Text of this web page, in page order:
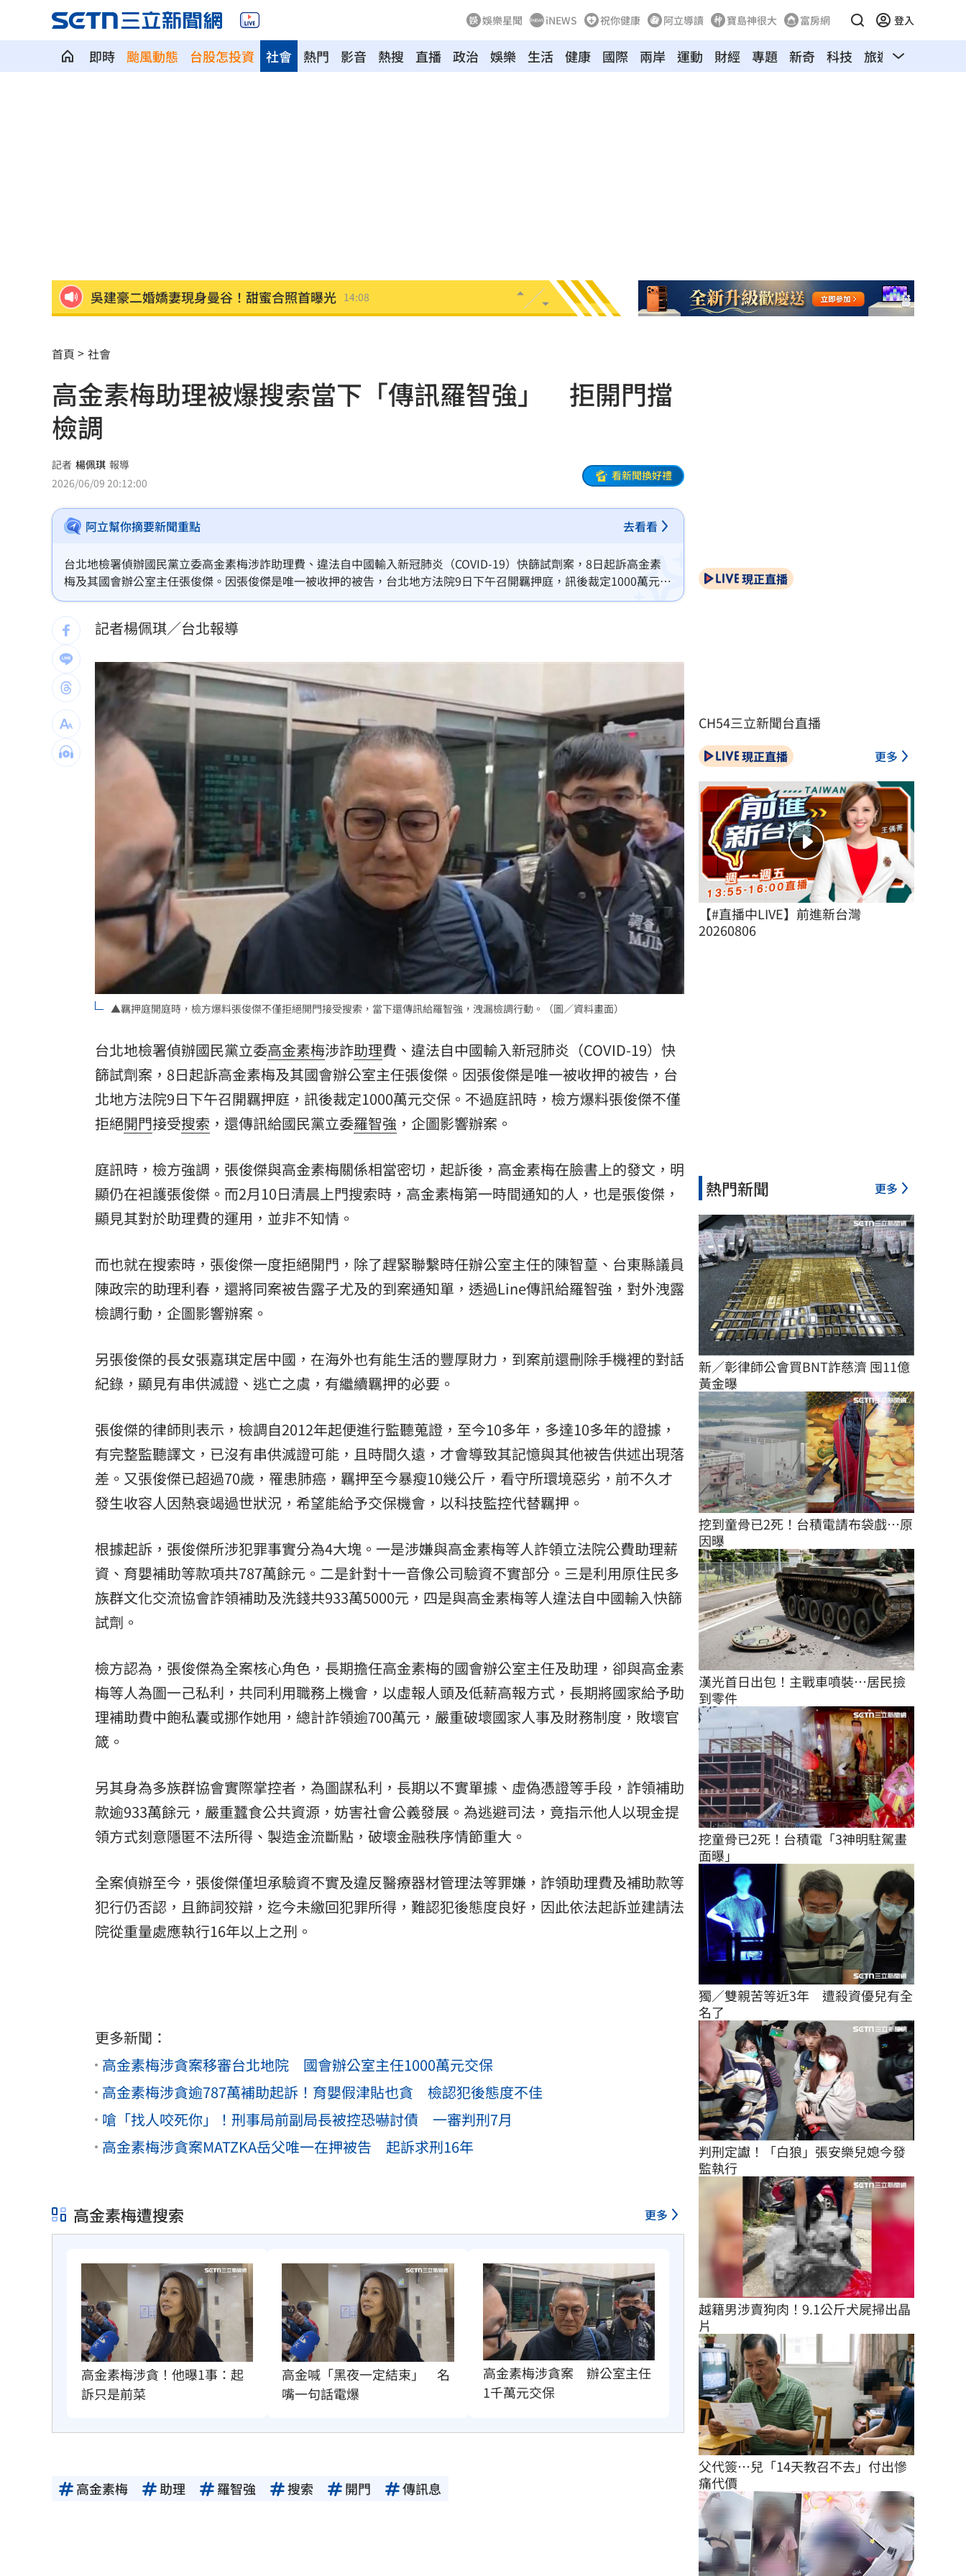
娛樂星聞 iNEWS 祝你健康 阿立導讀 寶島神很大 富房網 登入
即時 颱風動態 台股怎投資 熱門 影音 熱搜 直播 政治
社會 娛樂 生活 健康 國際 兩岸 運動 財經 專題 新奇 科技 旅遊 汽車
吳建豪二婚嬌妻現身曼谷！甜蜜合照首曝光 14:08
姜厚任小24歲女友擁5家公司 超狂身分曝
這些音響動不動就百萬 只有4天快帶爸來聽 14:05
又缺蛋？農業部曝「這款蛋」短缺恐調價
數位時代用眼過度 專家籲當心'認知負荷'
新／大武崙泳客遭離岸流捲外海 搜救中
比較涼？長髮清涼男趴車散熱 住戶嚇報警
台鐵遺落400萬扯出2億地下匯兌 她認罪了 13:55
今年總預算還沒審完 綠轟立院史上最荒謬
暑假煮三餐太崩潰 家長曝好市多懶人菜單 13:52
44歲焦糖離開政壇變直播主了 加入原因曝 13:51
百年堂苦茶油苯駢芘超標3倍！產線全停工 13:50
新／「15縣市」大雨特報 一路下到晚上 13:47
台灣彩券開獎直播中 20:31
LIVE三立+24小時直播 15:27
三立iNEWS新聞台線上直播 18:00
市場到酒場料理！可果美蕃茄醬創無限可能 12:00
父親節送會拉筋的按摩椅 爸爸「筋歡喜」
油品食安事件引關注 挑選保健食品要注意
酷澎「爸氣父親節」國際官方品牌齊聚 11:00
首頁 社會
高金素梅助理被爆搜索當下「傳訊羅智強」 拒開門擋
檢調
記者 楊佩琪 報導
2026/06/09 20:12:00
看新聞換好禮
阿立幫你摘要新聞重點 去看看
台北地檢署偵辦國民黨立委高金素梅涉詐助理費、違法自中國輸入新冠肺炎（COVID-19）快篩試劑案，8日起訴高金素
梅及其國會辦公室主任張俊傑。因張俊傑是唯一被收押的被告，台北地方法院9日下午召開羈押庭，訊後裁定1000萬元交
保。不過庭訊時，檢方爆料張俊傑不僅拒絕開門接受搜索，還傳訊給國民黨立委羅智強，企圖影響辦案。
記者楊佩琪／台北報導
▲羈押庭開庭時，檢方爆料張俊傑不僅拒絕開門接受搜索，當下還傳訊給羅智強，洩漏檢調行動。（圖／資料畫面）
台北地檢署偵辦國民黨立委高金素梅涉詐助理費、違法自中國輸入新冠肺炎（COVID-19）快
篩試劑案，8日起訴高金素梅及其國會辦公室主任張俊傑。因張俊傑是唯一被收押的被告，台
北地方法院9日下午召開羈押庭，訊後裁定1000萬元交保。不過庭訊時，檢方爆料張俊傑不僅
拒絕開門接受搜索 ，還傳訊給國民黨立委羅智強 ，企圖影響辦案。
庭訊時，檢方強調，張俊傑與高金素梅關係相當密切，起訴後，高金素梅在臉書上的發文，明
顯仍在袒護張俊傑。而2月10日清晨上門搜索時，高金素梅第一時間通知的人，也是張俊傑，
顯見其對於助理費的運用，並非不知情。
而也就在搜索時，張俊傑一度拒絕開門，除了趕緊聯繫時任辦公室主任的陳智葟、台東縣議員
陳政宗的助理利春，還將同案被告露子尤及的到案通知單，透過Line傳訊給羅智強，對外洩露
檢調行動，企圖影響辦案。
另張俊傑的長女張嘉琪定居中國，在海外也有能生活的豐厚財力，到案前還刪除手機裡的對話
紀錄，顯見有串供滅證、逃亡之虞，有繼續羈押的必要。
張俊傑的律師則表示，檢調自2012年起便進行監聽蒐證，至今10多年，多達10多年的證據，
有完整監聽譯文，已沒有串供滅證可能，且時間久遠，才會導致其記憶與其他被告供述出現落
差。又張俊傑已超過70歲，罹患肺癌，羈押至今暴瘦10幾公斤，看守所環境惡劣，前不久才
發生收容人因熱衰竭過世狀況，希望能給予交保機會，以科技監控代替羈押。
根據起訴，張俊傑所涉犯罪事實分為4大塊。一是涉嫌與高金素梅等人詐領立法院公費助理薪
資、育嬰補助等款項共787萬餘元。二是針對十一音像公司驗資不實部分。三是利用原住民多
族群文化交流協會詐領補助及洗錢共933萬5000元，四是與高金素梅等人違法自中國輸入快篩
試劑。
檢方認為，張俊傑為全案核心角色，長期擔任高金素梅的國會辦公室主任及助理，卻與高金素
梅等人為圖一己私利，共同利用職務上機會，以虛報人頭及低薪高報方式，長期將國家給予助
理補助費中飽私囊或挪作她用，總計詐領逾700萬元，嚴重破壞國家人事及財務制度，敗壞官
箴。
另其身為多族群協會實際掌控者，為圖謀私利，長期以不實單據、虛偽憑證等手段，詐領補助
款逾933萬餘元，嚴重蠶食公共資源，妨害社會公義發展。為逃避司法，竟指示他人以現金提
領方式刻意隱匿不法所得、製造金流斷點，破壞金融秩序情節重大。
全案偵辦至今，張俊傑僅坦承驗資不實及違反醫療器材管理法等罪嫌，詐領助理費及補助款等
犯行仍否認，且飾詞狡辯，迄今未繳回犯罪所得，難認犯後態度良好，因此依法起訴並建請法
院從重量處應執行16年以上之刑。
更多新聞：
高金素梅涉貪案移審台北地院 國會辦公室主任1000萬元交保
高金素梅涉貪逾787萬補助起訴！育嬰假津貼也貪 檢認犯後態度不佳
嗆「找人咬死你」！刑事局前副局長被控恐嚇討債 一審判刑7月
高金素梅涉貪案MATZKA岳父唯一在押被告 起訴求刑16年
高金素梅遭搜索 更多
高金素梅涉貪！他曝1事：起
訴只是前菜
高金喊「黑夜一定結束」　名
嘴一句話電爆
高金素梅涉貪案　辦公室主任
1千萬元交保
高金素梅 助理 羅智強 搜索 開門 傳訊息
現正直播
CH54三立新聞台直播
現正直播 更多
【#直播中LIVE】前進新台灣
20260806
熱門新聞 更多
新／彰律師公會買BNT詐慈濟 囤11億
黃金曝
挖到童骨已2死！台積電請布袋戲…原
因曝
漢光首日出包！主戰車噴裝…居民撿
到零件
挖童骨已2死！台積電「3神明駐駕畫
面曝」
獨／雙親苦等近3年　遭殺資優兒有全
名了
判刑定讞！「白狼」張安樂兒媳今發
監執行
越籍男涉賣狗肉！9.1公斤犬屍掃出晶
片
父代簽…兒「14天教召不去」付出慘
痛代價